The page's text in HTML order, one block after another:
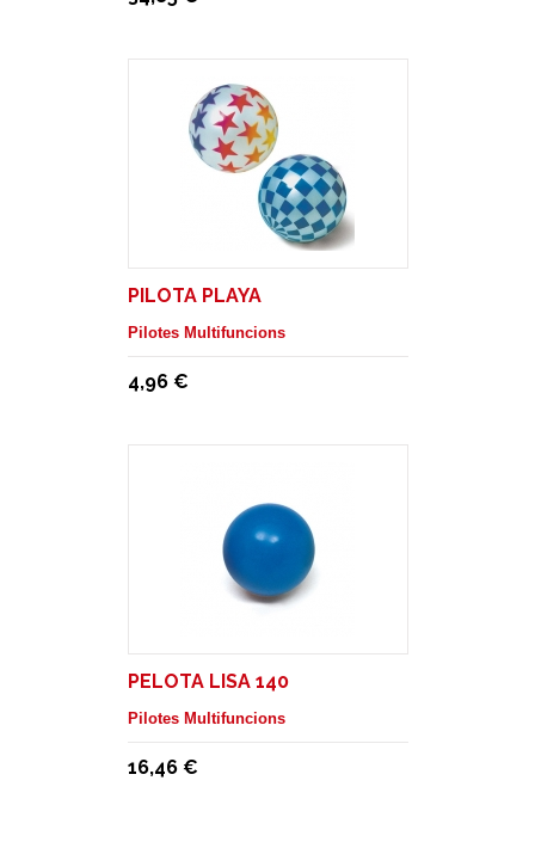
PILOTA PLAYA
Pilotes Multifuncions
4,96 €
PELOTA LISA 140
Pilotes Multifuncions
16,46 €